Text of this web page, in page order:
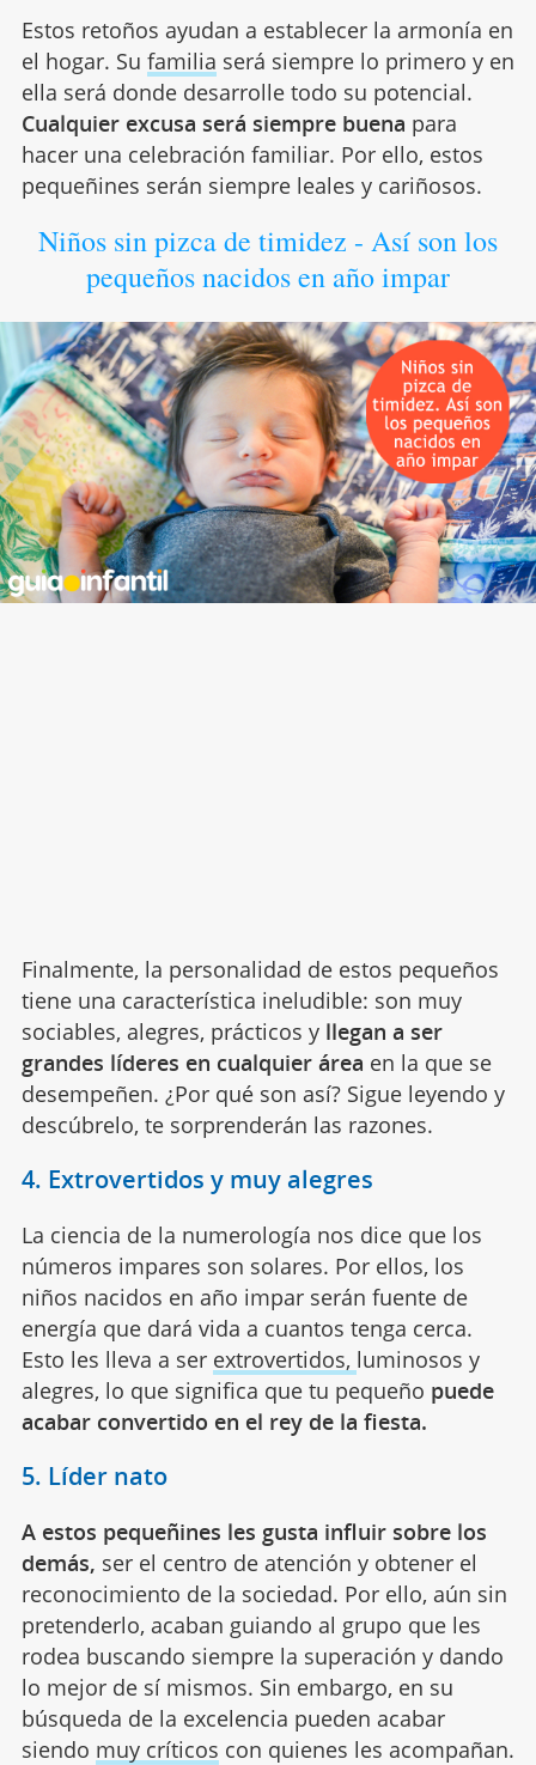
Estos retoños ayudan a establecer la armonía en
el hogar. Su familia será siempre lo primero y en
ella será donde desarrolle todo su potencial.
Cualquier excusa será siempre buena para
hacer una celebración familiar. Por ello, estos
pequeñines serán siempre leales y cariñosos.
Niños sin pizca de timidez - Así son los
pequeños nacidos en año impar
Finalmente, la personalidad de estos pequeños
tiene una característica ineludible: son muy
sociables, alegres, prácticos y llegan a ser
grandes líderes en cualquier área en la que se
desempeñen. ¿Por qué son así? Sigue leyendo y
descúbrelo, te sorprenderán las razones.
4. Extrovertidos y muy alegres
La ciencia de la numerología nos dice que los
números impares son solares. Por ellos, los
niños nacidos en año impar serán fuente de
energía que dará vida a cuantos tenga cerca.
Esto les lleva a ser extrovertidos, luminosos y
alegres, lo que significa que tu pequeño puede
acabar convertido en el rey de la fiesta.
5. Líder nato
A estos pequeñines les gusta influir sobre los
demás, ser el centro de atención y obtener el
reconocimiento de la sociedad. Por ello, aún sin
pretenderlo, acaban guiando al grupo que les
rodea buscando siempre la superación y dando
lo mejor de sí mismos. Sin embargo, en su
búsqueda de la excelencia pueden acabar
siendo muy críticos con quienes les acompañan.